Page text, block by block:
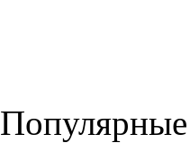
Популярные